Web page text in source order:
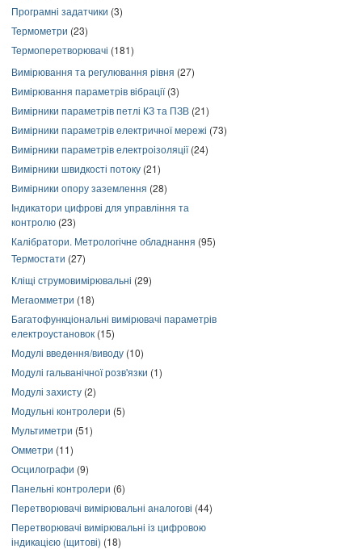
Програмні задатчики (3)
Термометри (23)
Термоперетворювачі (181)
Вимірювання та регулювання рівня (27)
Вимірювання параметрів вібрації(3)
Вимірники параметрів петлі КЗ та ПЗВ (21)
Вимірники параметрів електричної мережі (73)
Вимірники параметрів електроізоляції(24)
Вимірники швидкості потоку (21)
Вимірники опору заземлення (28)
Індикатори цифрові для управління та
контролю (23)
Калібратори. Метрологічне обладнання (95)
Термостати (27)
Кліщі струмовимірювальні (29)
Мегаомметри (18)
Багатофункціональні вимірювачі параметрів
електроустановок (15)
Модулі введення/виводу (10)
Модулі гальванічної розв'язки (1)
Модулі захисту (2)
Модульні контролери (5)
Мультиметри (51)
Омметри (11)
Осцилографи (9)
Панельні контролери (6)
Перетворювачі вимірювальні аналогові (44)
Перетворювачі вимірювальні із цифровою
індикацією (щитові) (18)